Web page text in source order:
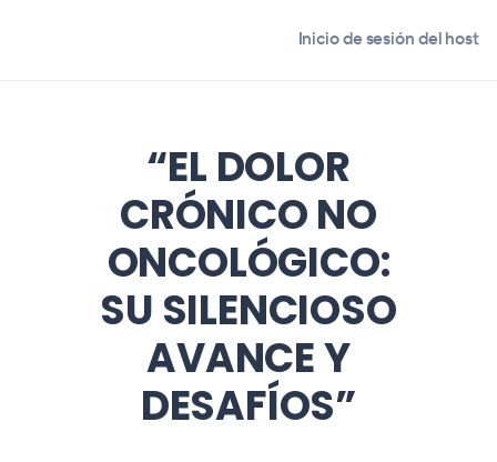
Inicio de sesión del host
“EL DOLOR
CRÓNICO NO
ONCOLÓGICO:
SU SILENCIOSO
AVANCE Y
DESAFÍOS”